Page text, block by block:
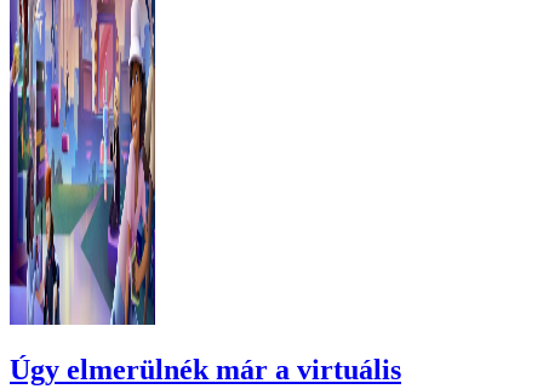
Úgy elmerülnék már a virtuális